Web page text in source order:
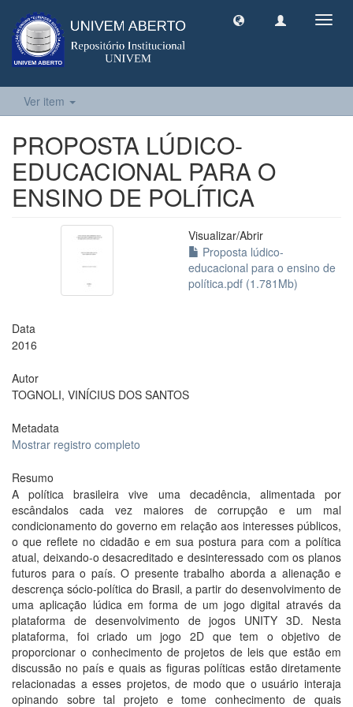
Ver item
PROPOSTA LÚDICO-
EDUCACIONAL PARA O
ENSINO DE POLÍTICA
Visualizar/Abrir
Proposta lúdico-
educacional para o ensino de
política.pdf (1.781Mb)
Data
2016
Autor
TOGNOLI, VINÍCIUS DOS SANTOS
Metadata
Mostrar registro completo
Resumo
A política brasileira vive uma decadência, alimentada por
escândalos cada vez maiores de corrupção e um mal
condicionamento do governo em relação aos interesses públicos,
o que reflete no cidadão e em sua postura para com a política
atual, deixando-o desacreditado e desinteressado com os planos
futuros para o país. O presente trabalho aborda a alienação e
descrença sócio-política do Brasil, a partir do desenvolvimento de
uma aplicação lúdica em forma de um jogo digital através da
plataforma de desenvolvimento de jogos UNITY 3D. Nesta
plataforma, foi criado um jogo 2D que tem o objetivo de
proporcionar o conhecimento de projetos de leis que estão em
discussão no país e quais as figuras políticas estão diretamente
relacionadas a esses projetos, de modo que o usuário interaja
opinando sobre tal projeto e tome conhecimento de quais